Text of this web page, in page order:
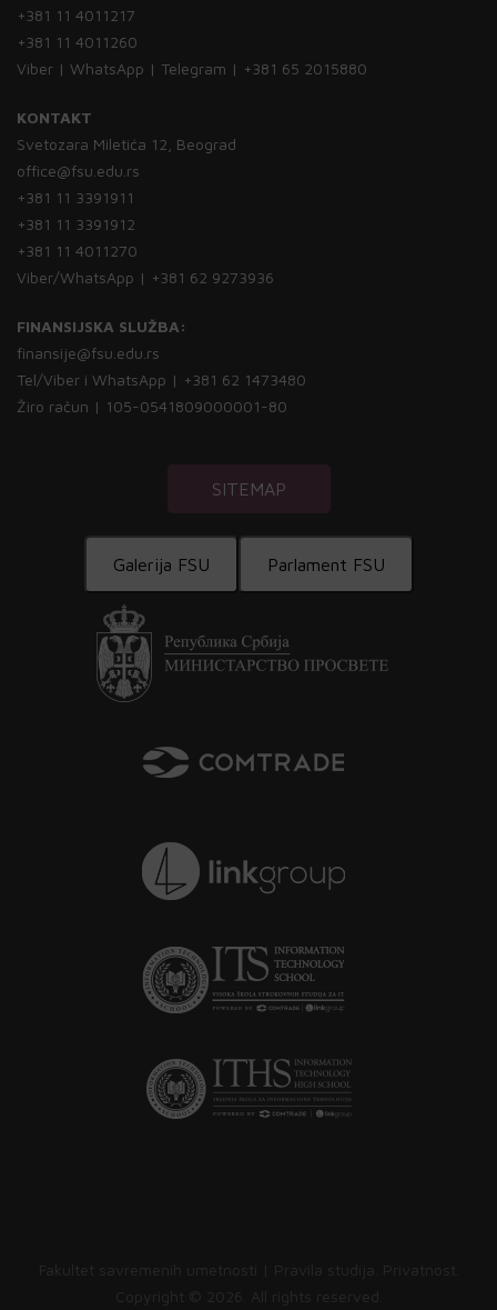
+381 11 4011217
+381 11 4011260
Viber | WhatsApp | Telegram | +381 65 2015880
KONTAKT
Svetozara Miletića 12, Beograd
office@fsu.edu.rs
+381 11 3391911
+381 11 3391912
+381 11 4011270
Viber/WhatsApp | +381 62 9273936
FINANSIJSKA SLUŽBA:
finansije@fsu.edu.rs
Tel/Viber i WhatsApp | +381 62 1473480
Žiro račun | 105-0541809000001-80
SITEMAP
Galerija FSU Parlament FSU